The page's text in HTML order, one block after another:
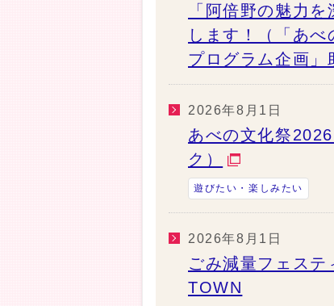
「阿倍野の魅力
します！（「あ
プログラム企画」
2026年8月1日
あべの文化祭
ク）
遊びたい・楽しみたい
2026年8月1日
ごみ減量フェス
TOWN